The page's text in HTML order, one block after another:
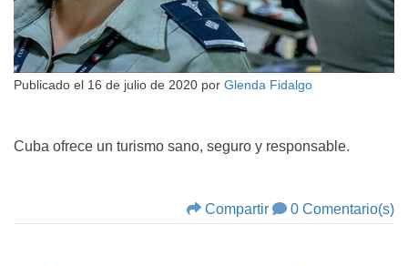
Publicado el 16 de julio de 2020 por Glenda Fidalgo
Cuba ofrece un turismo sano, seguro y responsable.
Compartir 0 Comentario(s)